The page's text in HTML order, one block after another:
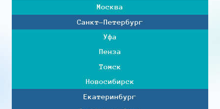
Москва
Санкт-Петербург
Уфа
Пенза
Томск
Новосибирск
Екатеринбург